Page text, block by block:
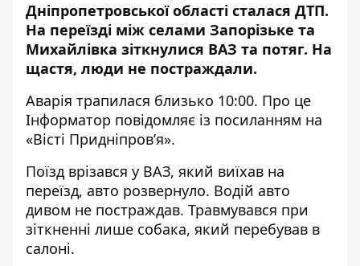
Дніпропетровської області сталася ДТП.
На переїзді між селами Запорізьке та
Михайлівка зіткнулися ВАЗ та потяг. На
щастя, люди не постраждали.
Аварія трапилася близько 10:00. Про це
Інформатор повідомляє із посиланням на
«Вісті Придніпров’я».
Поїзд врізався у ВАЗ, який виїхав на
переїзд, авто розвернуло. Водій авто
дивом не постраждав. Травмувався при
зіткненні лише собака, який перебував в
салоні.